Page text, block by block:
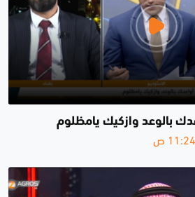
بالوعد وازكيك يامظلوم